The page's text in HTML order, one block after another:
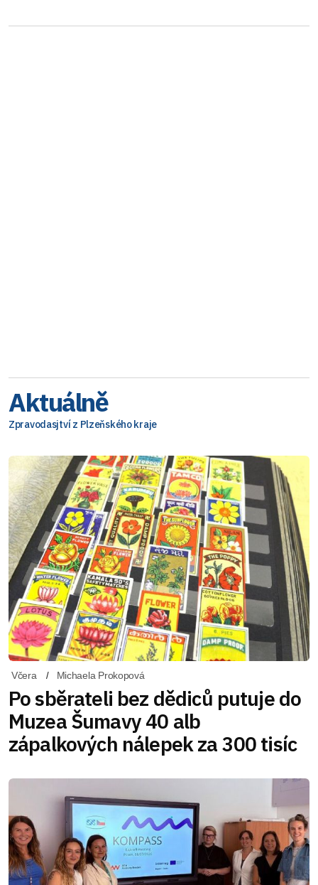
Aktuálně
Zpravodasjtví z Plzeňského kraje
Včera Michaela Prokopová
Po sběrateli bez dědiců putuje do
Muzea Šumavy 40 alb
zápalkových nálepek za 300 tisíc